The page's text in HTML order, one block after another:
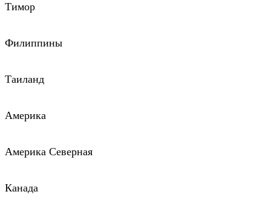
Тимор
Филиппины
Таиланд
Америка
Америка Северная
Канада